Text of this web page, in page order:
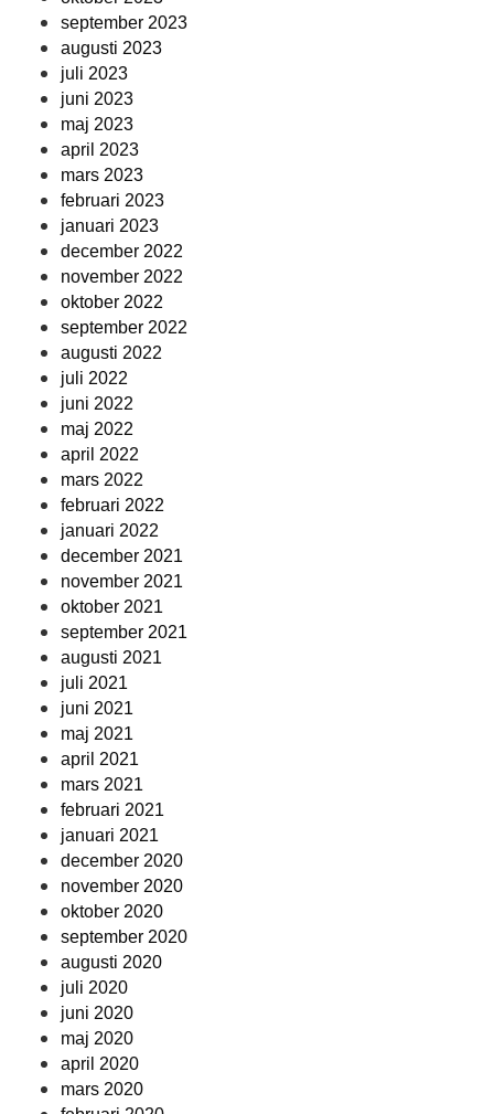
september 2023
augusti 2023
juli 2023
juni 2023
maj 2023
april 2023
mars 2023
februari 2023
januari 2023
december 2022
november 2022
oktober 2022
september 2022
augusti 2022
juli 2022
juni 2022
maj 2022
april 2022
mars 2022
februari 2022
januari 2022
december 2021
november 2021
oktober 2021
september 2021
augusti 2021
juli 2021
juni 2021
maj 2021
april 2021
mars 2021
februari 2021
januari 2021
december 2020
november 2020
oktober 2020
september 2020
augusti 2020
juli 2020
juni 2020
maj 2020
april 2020
mars 2020